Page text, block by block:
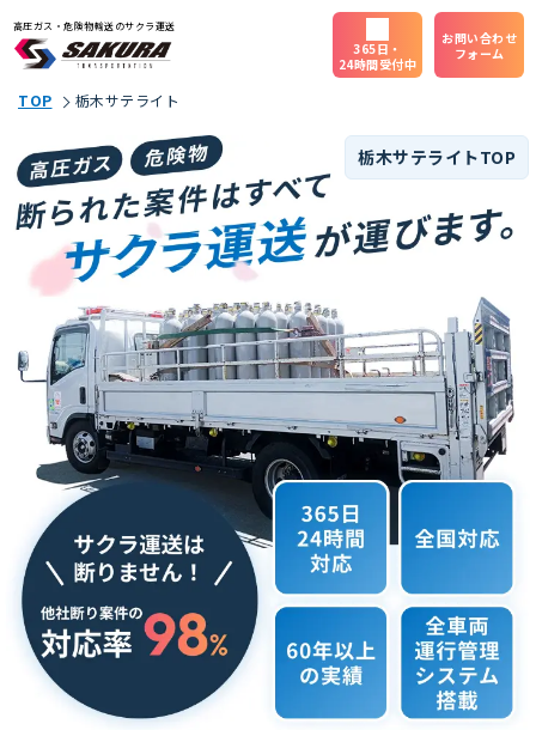
高圧ガス・危険物輸送のサクラ運送
365日・
24時間受付中
お問い合わせ
フォーム
TOP 栃木サテライト
栃木サテライトTOP